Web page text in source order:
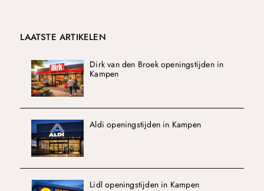
LAATSTE ARTIKELEN
Dirk van den Broek openingstijden in
Kampen
Aldi openingstijden in Kampen
Lidl openingstijden in Kampen